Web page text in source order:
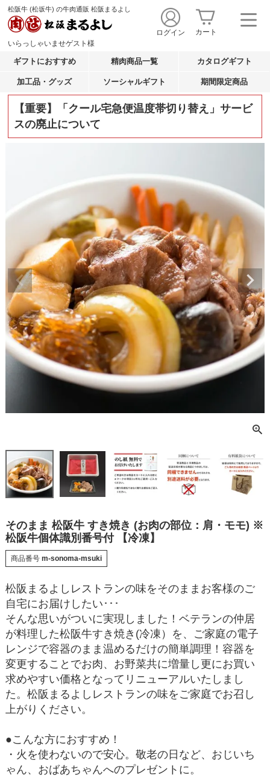
松阪牛 (松坂牛) の牛肉通販 松阪まるよし
いらっしゃいませゲスト様
ログイン カート
ギフトにおすすめ 精肉商品一覧 カタログギフト
加工品・グッズ ソーシャルギフト 期間限定商品
【重要】「クール宅急便温度帯切り替え」サービ
スの廃止について
そのまま 松阪牛 すき焼き (お肉の部位：肩・モモ) ※
松阪牛個体識別番号付 【冷凍】
商品番号 m-sonoma-msuki
松阪まるよしレストランの味をそのままお客様のご
自宅にお届けしたい･･･
そんな思いがついに実現しました！ベテランの仲居
が料理した松阪牛すき焼き(冷凍）を、ご家庭の電子
レンジで容器のまま温めるだけの簡単調理！容器を
変更することでお肉、お野菜共に増量し更にお買い
求めやすい価格となってリニューアルいたしまし
た。松阪まるよしレストランの味をご家庭でお召し
上がりください。
●こんな方におすすめ！
・火を使わないので安心。敬老の日など、おじいち
ゃん、おばあちゃんへのプレゼントに。